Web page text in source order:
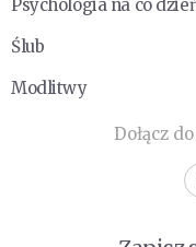
Psychologia na co
Ślub
Modlitwy
Dołącz